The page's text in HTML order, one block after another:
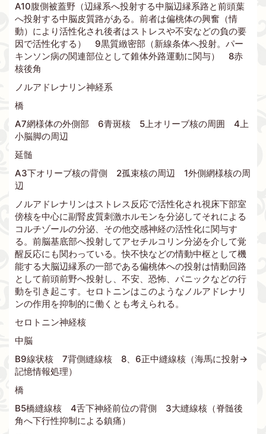
A10腹側被蓋野（辺縁系へ投射する中脳辺縁系路と前頭葉
へ投射する中脳皮質路がある。前者は偏桃体の興奮（情
動）により活性化され後者はストレスや不安などの負の要
因で活性化する） 9黒質緻密部（新線条体へ投射。パー
キンソン病の関連部位として錐体外路運動に関与） 8赤
核後角
ノルアドレナリン神経系
橋
A7網様体の外側部 6青斑核 5上オリーブ核の周囲 4上
小脳脚の周辺
延髄
A3下オリーブ核の背側 2孤束核の周辺 1外側網様核の周
辺
ノルアドレナリンはストレス反応で活性化され視床下部室
傍核を中心に副腎皮質刺激ホルモンを分泌してそれによる
コルチゾールの分泌、その他交感神経の活性化に関与す
る。前脳基底部へ投射してアセチルコリン分泌を介して覚
醒反応にも関わっている。快不快などの情動中枢として機
能する大脳辺縁系の一部である偏桃体への投射は情動回路
として前頭前野へ投射し、不安、恐怖、パニックなどの行
動を引き起こす。セロトニンはこのようなノルアドレナリ
ンの作用を抑制的に働くとも考えられる。
セロトニン神経核
中脳
B9線状核 7背側縫線核 8、6正中縫線核（海馬に投射→
記憶情報処理）
橋
B5橋縫線核 4舌下神経前位の背側 3大縫線核（脊髄後
角へ下行性抑制による鎮痛）